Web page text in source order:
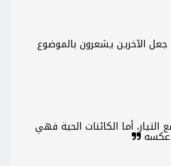
الآخرين يشعرون بالموضوع
أما الكائنات الحية فهي
عكسه